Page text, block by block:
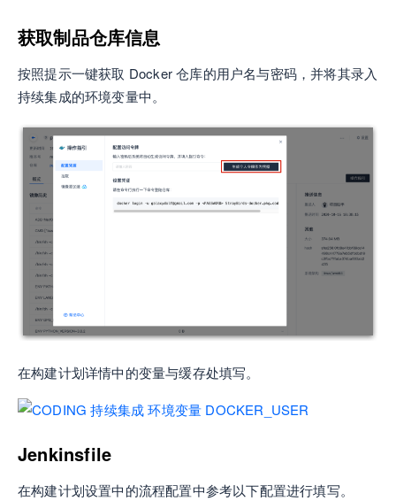
获取制品仓库信息
按照提示一键获取 Docker 仓库的用户名与密码，并将其录入
持续集成的环境变量中。
在构建计划详情中的变量与缓存处填写。
Jenkinsfile
在构建计划设置中的流程配置中参考以下配置进行填写。